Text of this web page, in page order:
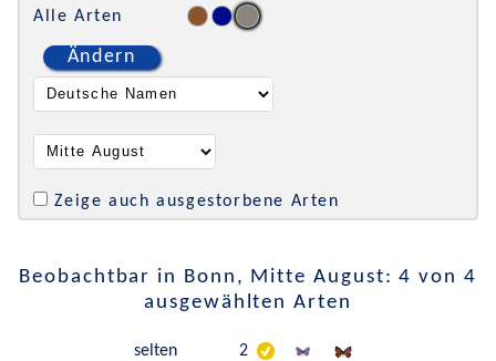
Alle Arten
Ändern
Zeige auch ausgestorbene Arten
Beobachtbar in Bonn, Mitte August: 4 von 4
ausgewählten Arten
selten
2